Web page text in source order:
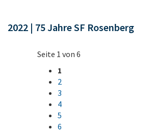
2022 | 75 Jahre SF Rosenberg
Seite 1 von 6
1
2
3
4
5
6